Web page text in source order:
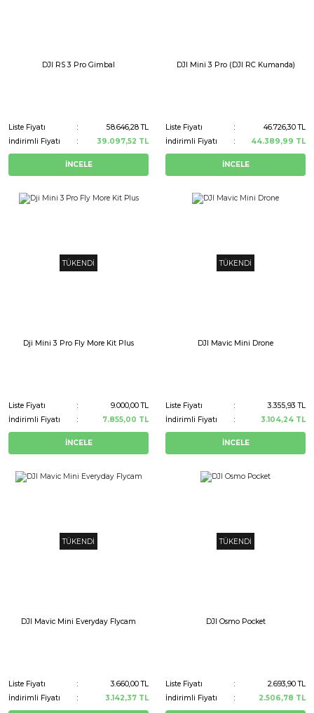
DJI RS 3 Pro Gimbal
Liste Fiyatı
58.646,28 TL
İndirimli Fiyatı
39.097,52 TL
İNCELE
DJI Mini 3 Pro (DJI RC Kumanda)
Liste Fiyatı
46.726,30 TL
İndirimli Fiyatı
44.389,99 TL
İNCELE
TÜKENDİ
Dji Mini 3 Pro Fly More Kit Plus
Liste Fiyatı
9.000,00 TL
İndirimli Fiyatı
7.855,00 TL
İNCELE
TÜKENDİ
DJI Mavic Mini Drone
Liste Fiyatı
3.355,93 TL
İndirimli Fiyatı
3.104,24 TL
İNCELE
TÜKENDİ
DJI Mavic Mini Everyday Flycam
Liste Fiyatı
3.660,00 TL
İndirimli Fiyatı
3.142,37 TL
TÜKENDİ
DJI Osmo Pocket
Liste Fiyatı
2.693,90 TL
İndirimli Fiyatı
2.506,78 TL